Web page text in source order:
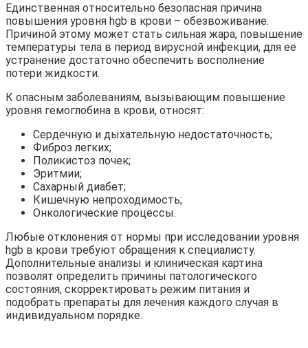
Единственная относительно безопасная причина
повышения уровня hgb в крови – обезвоживание.
Причиной этому может стать сильная жара, повышение
температуры тела в период вирусной инфекции, для ее
устранение достаточно обеспечить восполнение
потери жидкости.
К опасным заболеваниям, вызывающим повышение
уровня гемоглобина в крови, относят:
Сердечную и дыхательную недостаточность;
Фиброз легких;
Поликистоз почек;
Эритмии;
Сахарный диабет;
Кишечную непроходимость;
Онкологические процессы.
Любые отклонения от нормы при исследовании уровня
hgb в крови требуют обращения к специалисту.
Дополнительные анализы и клиническая картина
позволят определить причины патологического
состояния, скорректировать режим питания и
подобрать препараты для лечения каждого случая в
индивидуальном порядке.